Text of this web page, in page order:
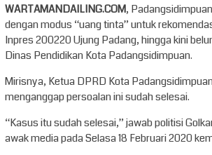
WARTAMANDAILING.COM,
dengan modus “uang tinta” untuk
Inpres 200220 Ujung Padang, hingga kini
Dinas Pendidikan Kota Padangsidimpuan.
Mirisnya, Ketua DPRD Kota
menganggap persoalan ini sudah selesai.
“Kasus itu sudah selesai,” jawab politisi
awak media pada Selasa 18 Februari 2020